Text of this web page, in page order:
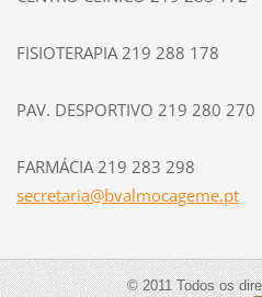
FISIOTERAPIA 219 288 178
PAV. DESPORTIVO 219 280 270
FARMÁCIA 219 283 298
secretaria@bvalmocageme.pt
© 2011 Todos os